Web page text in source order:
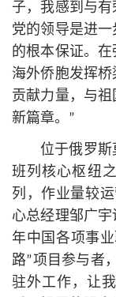
子，我感到与
党的领导是进
的根本保证。在
海外侨胞发挥
贡献力量，与
新篇章。”
位于俄罗
班列核心枢纽
列，作业量较
心总经理邹广宇
年中国各项事
路”项目参与者
驻外工作，让